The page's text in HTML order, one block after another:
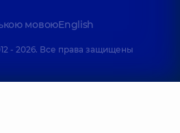
мовоюEnglish
- 2026. Все права защищены